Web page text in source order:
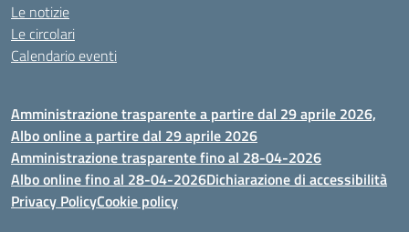
Le notizie
Le circolari
Calendario eventi
Amministrazione trasparente a partire dal 29 aprile 2026,
Albo online a partire dal 29 aprile 2026
Amministrazione trasparente fino al 28-04-2026
Albo online fino al 28-04-2026Dichiarazione di accessibilità
Privacy PolicyCookie policy